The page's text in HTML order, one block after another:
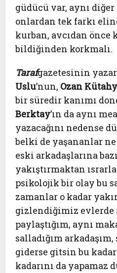
güdücü var, aynı
onlardan tek farkı
kurban, avcıdan önce
bildiğinden korkmalı.
Tarafgazetesinin
Uslu’nun, Ozan
bir süredir kanımı
Berktay’ın da aynı
yazacağını nedense
belki de yaşananlar
eski arkadaşlarına
yakıştırmaktan
psikolojik bir olay bu
zamanlar o kadar
gizlendiğimiz evlerde
paylaştığım, aynı
salladığım
giderse gitsin bu
kadarını da yapamaz